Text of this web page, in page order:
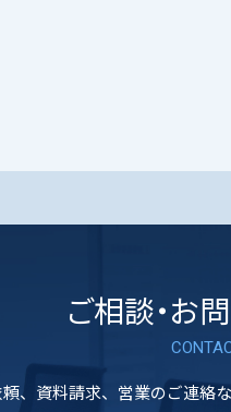
ご相談・お
、資料請求、営業のご連絡